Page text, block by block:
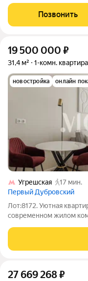
личном кабинете до
части района Печатники
Позвонить
19 500 000 ₽
31,4 м² 1-комн. квартира
новостройка онлайн
Угрешская
17 мин.
Первый Дубровский
Лот:8172. Уютная квартира с дизайнерским ремонтом в
современном жилом
площадью 31,4 м с
Пространство
27 669 268₽